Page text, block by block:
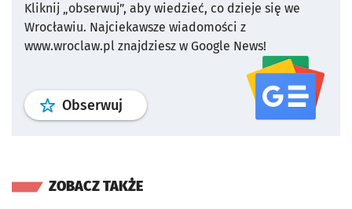
Kliknij „obserwuj”, aby wiedzieć, co dzieje się we
Wrocławiu. Najciekawsze wiadomości z
www.wroclaw.pl znajdziesz w Google News!
Obserwuj profil serwisu
ZOBACZ TAKŻE